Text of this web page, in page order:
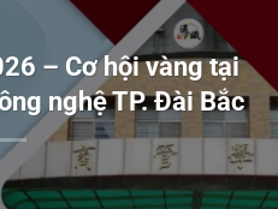
– Cơ hội vàng tại
nghệ TP. Đài Bắc